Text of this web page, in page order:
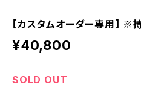
【カスタムオーダー専用】
¥40,800
SOLD OUT